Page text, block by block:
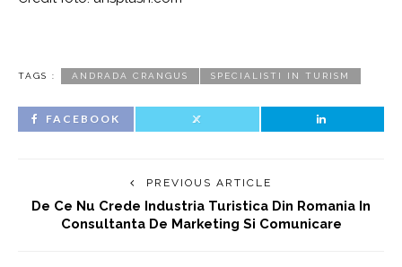
TAGS : ANDRADA CRANGUS SPECIALISTI IN TURISM
FACEBOOK
PREVIOUS ARTICLE
De Ce Nu Crede Industria Turistica Din Romania In
Consultanta De Marketing Si Comunicare